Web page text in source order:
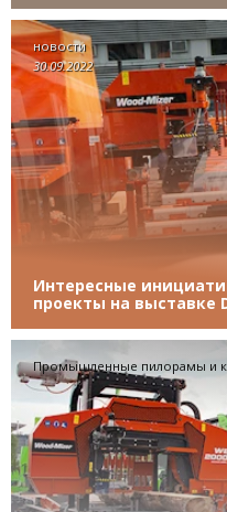
новости
30.09.2022
Интересные
проекты на выставке
Промышленные пилорамы и